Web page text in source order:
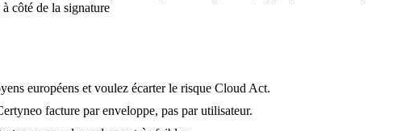
côté de la signature
européens et voulez écarter le risque Cloud Act.
facture par enveloppe, pas par utilisateur.